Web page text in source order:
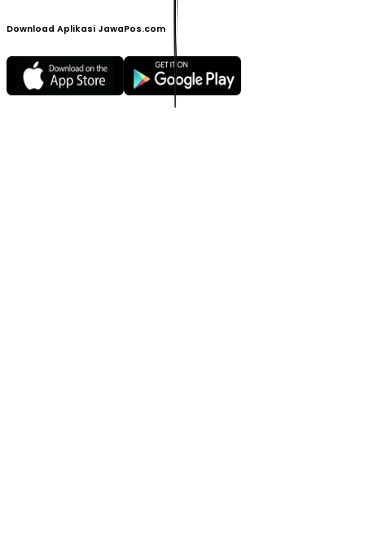
Download Aplikasi JawaPos.com